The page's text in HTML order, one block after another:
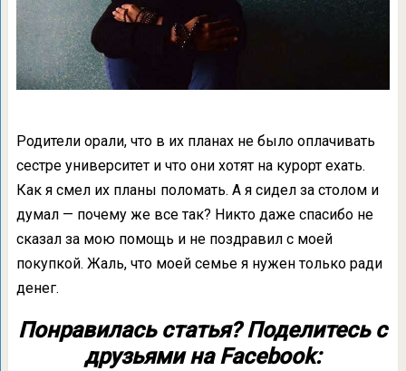
Родители орали, что в их планах не было оплачивать
сестре университет и что они хотят на курорт ехать.
Как я смел их планы поломать. А я сидел за столом и
думал — почему же все так? Никто даже спасибо не
сказал за мою помощь и не поздравил с моей
покупкой. Жаль, что моей семье я нужен только ради
денег.
Понравилась статья? Поделитесь с
друзьями на Facebook: